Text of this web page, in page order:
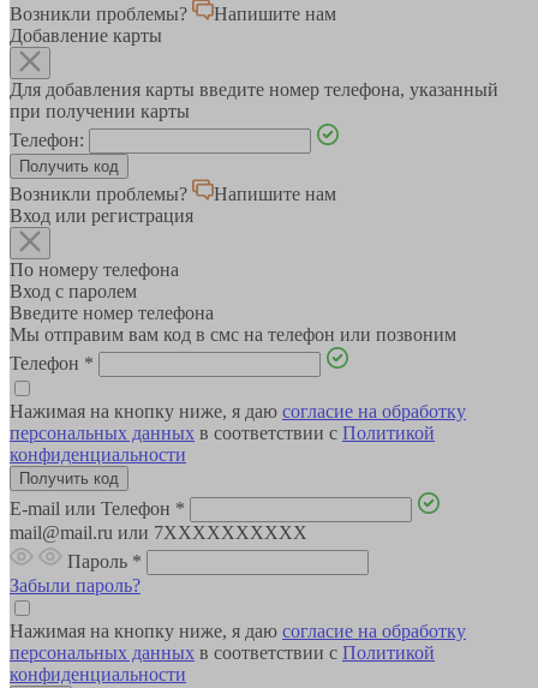
Возникли проблемы?
Напишите нам
Добавление карты
Для добавления карты введите номер телефона, указанный
при получении карты
Телефон:
Возникли проблемы?
Напишите нам
Вход или регистрация
По номеру телефона
Вход с паролем
Введите номер телефона
Мы отправим вам код в смс на телефон или позвоним
Телефон *
Нажимая на кнопку ниже, я даю согласие на обработку
персональных данных в соответствии с Политикой
конфиденциальности
E-mail или Телефон *
mail@mail.ru или 7XXXXXXXXXX
Пароль *
Забыли пароль?
Нажимая на кнопку ниже, я даю согласие на обработку
персональных данных в соответствии с Политикой
конфиденциальности